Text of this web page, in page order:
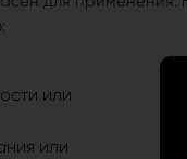
или
или